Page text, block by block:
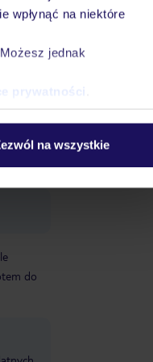
wpłynąć na niektóre
jednak
prywatności
na wszystkie
do
Zobacz